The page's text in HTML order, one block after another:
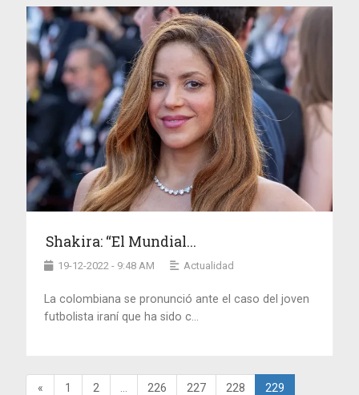
Shakira: “El Mundial...
19-12-2022 - 9:48 AM Actualidad
La colombiana se pronunció ante el caso del joven
futbolista iraní que ha sido c...
« 1 2 226 227 228 229